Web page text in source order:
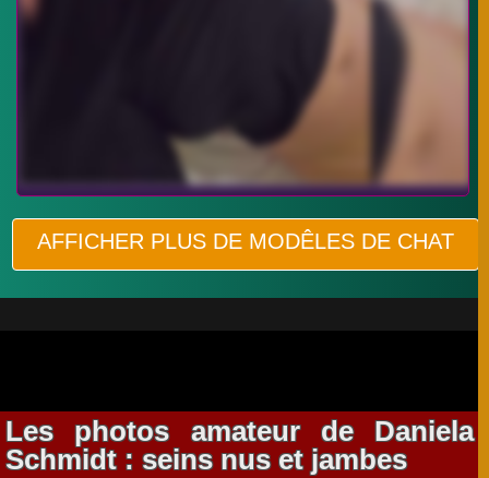
AFFICHER PLUS DE MODÊLES DE CHAT
Les photos amateur de Daniela
Schmidt : seins nus et jambes